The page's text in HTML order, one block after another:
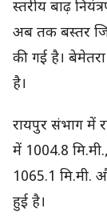
स्तरीय बाढ़
अब तक बस्तर
की गई है।
है।
रायपुर संभाग में
में 1004.8
1065.1 मि.मी.
हुई है।